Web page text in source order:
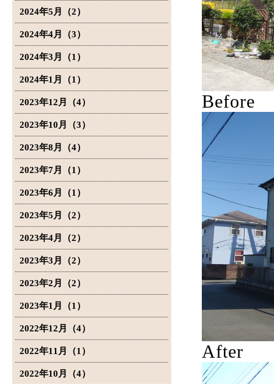
2024年5月（2）
2024年4月（3）
2024年3月（1）
2024年1月（1）
2023年12月（4）
2023年10月（3）
2023年8月（4）
2023年7月（1）
2023年6月（1）
2023年5月（2）
2023年4月（2）
2023年3月（2）
2023年2月（2）
2023年1月（1）
2022年12月（4）
2022年11月（1）
2022年10月（4）
Before
After